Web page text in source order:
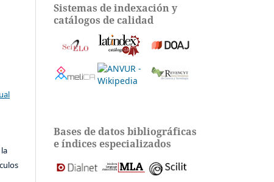
Sistemas de indexación y
catálogos de calidad
Bases de datos bibliográficas
e índices especializados